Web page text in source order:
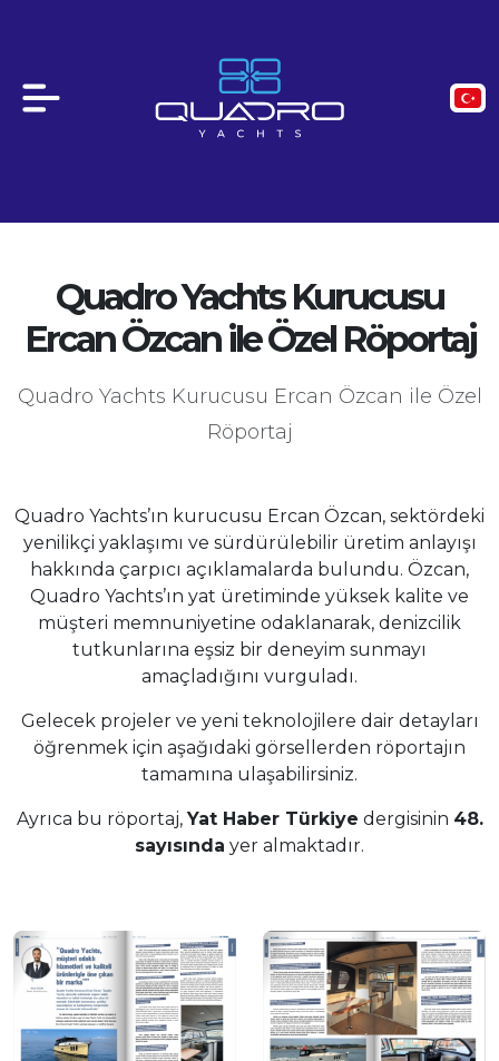
Hizmetler
Modeller
Galeri
Quadro Yachts Kurucusu
Ercan Özcan ile Özel Röportaj
Quadro Yachts Kurucusu Ercan Özcan ile Özel
Röportaj
Quadro Yachts’ın kurucusu Ercan Özcan, sektördeki
yenilikçi yaklaşımı ve sürdürülebilir üretim anlayışı
hakkında çarpıcı açıklamalarda bulundu. Özcan,
Quadro Yachts’ın yat üretiminde yüksek kalite ve
müşteri memnuniyetine odaklanarak, denizcilik
tutkunlarına eşsiz bir deneyim sunmayı
amaçladığını vurguladı.
Gelecek projeler ve yeni teknolojilere dair detayları
öğrenmek için aşağıdaki görsellerden röportajın
tamamına ulaşabilirsiniz.
Ayrıca bu röportaj, Yat Haber Türkiye dergisinin 48.
sayısında yer almaktadır.